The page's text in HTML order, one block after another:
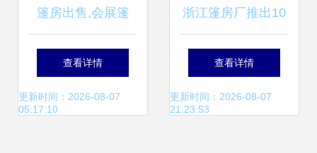
篷房出售,会展篷
房,篷房搭建
查看详情
更新时间：2026-08-07
05:17:10
浙江篷房厂推出10
米、15米婚礼专用
篷房，租赁与销售
查看详情
更新时间：2026-08-07
21:23:53